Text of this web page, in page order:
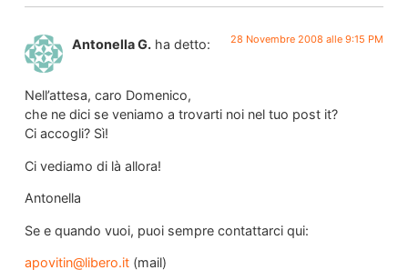
Antonella G. ha detto: 28 Novembre 2008 alle 9:15 PM
Nell’attesa, caro Domenico,
che ne dici se veniamo a trovarti noi nel tuo post it?
Ci accogli? Sì!
Ci vediamo di là allora!
Antonella
Se e quando vuoi, puoi sempre contattarci qui:
apovitin@libero.it(mail)